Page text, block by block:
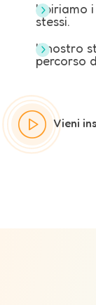
Ispiriamo
stessi.
Il nostro
percorso
Vieni